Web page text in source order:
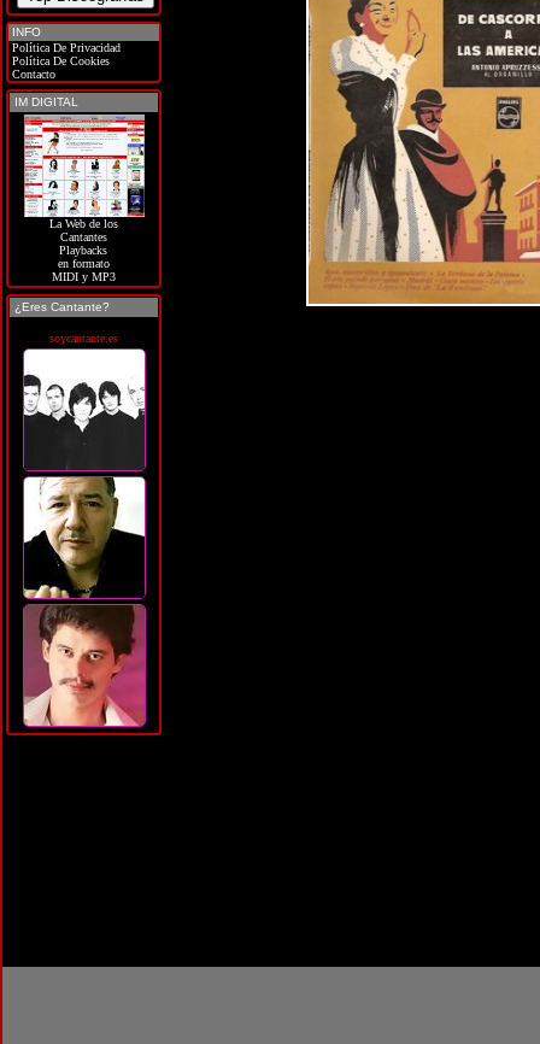
INFO
Política De Privacidad
Política De Cookies
Contacto
IM DIGITAL
La Web de los
Cantantes
Playbacks
en formato
MIDI y MP3
¿Eres Cantante?
soycantante.es